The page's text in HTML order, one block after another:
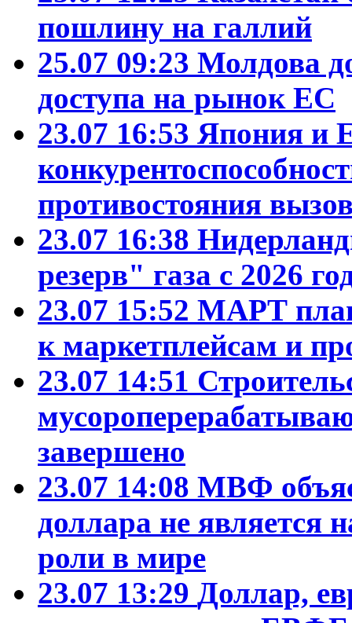
пошлину на галлий
25.07 09:23 Молдова
доступа на рынок ЕС
23.07 16:53 Япония и
противостояния
23.07 16:38
резерв" газа с 2026
23.07 15:52 МАРТ
к маркетплейсам и
23.07 14:51
завершено
23.07 14:08 МВФ
доллара не является
роли в мире
23.07 13:29 Доллар,